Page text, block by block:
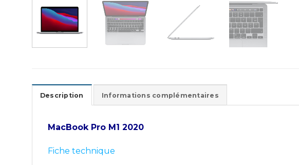
Description Informations complémentaires
MacBook Pro M1 2020
Fiche technique